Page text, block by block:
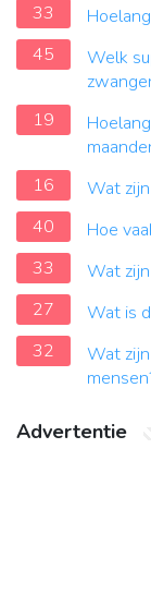
33
45
Welk
19
16
Wat
40
Hoe
33
Wat
27
Wat is
32
Wat
Advertentie